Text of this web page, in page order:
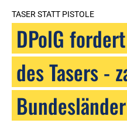
TASER STATT PISTOLE
DPolG
des Tasers -